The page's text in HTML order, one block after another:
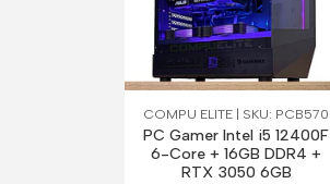
COMPU ELITE | SKU: PCB570
PC Gamer Intel i5 12400F
6-Core + 16GB DDR4 +
RTX 3050 6GB